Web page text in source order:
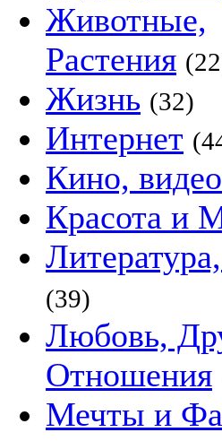
Животные,
Растения
Жизнь (32)
Интернет
Кино, видео
Красота и
(39)
Любовь,
Отношения
Мечты и